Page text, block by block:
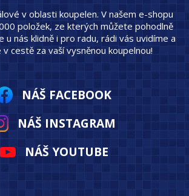
v oblasti koupelen. V našem e-shopu
položek, ze kterých můžete pohodlně
u nás klidně i pro radu, rádi vás uvidíme a
cestě za vaší vysněnou koupelnou!
NÁŠ FACEBOOK
NÁŠ INSTAGRAM
NÁŠ YOUTUBE